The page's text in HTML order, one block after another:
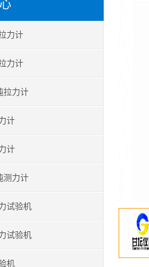
力计
力计
拉力计
计
计
测力计
试验机
试验机
机